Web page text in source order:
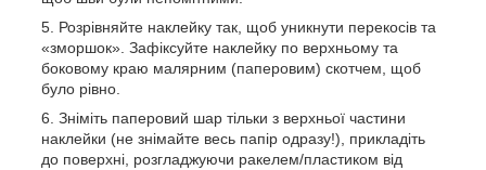
Розрівняйте наклейку так, щоб уникнути перекосів та
«зморшок». Зафіксуйте наклейку по верхньому та
боковому краю малярним (паперовим) скотчем, щоб
було рівно.
Зніміть паперовий шар тільки з верхньої частини
наклейки (не знімайте весь папір одразу!), прикладіть
до поверхні, розгладжуючи ракелем/пластиком від